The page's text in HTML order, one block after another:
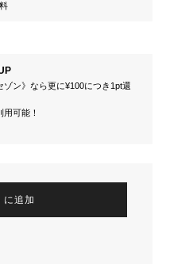
ン》なら更に¥100につき1pt還
可能！
に追加